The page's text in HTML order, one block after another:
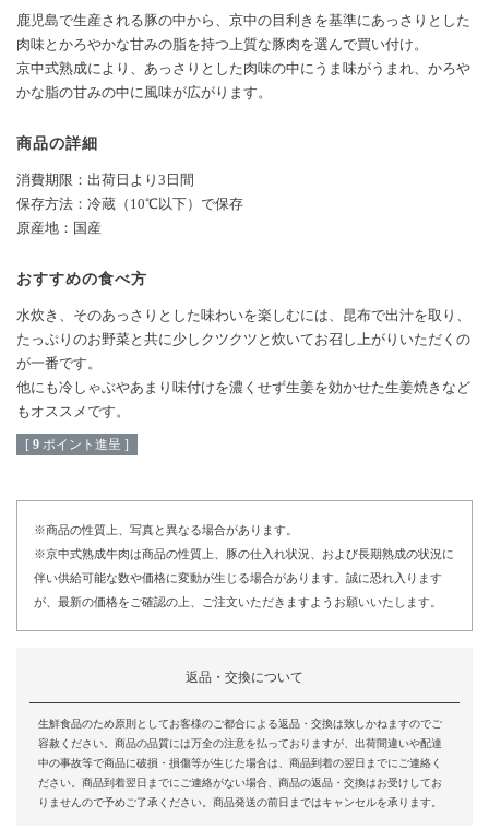
鹿児島で生産される豚の中から、京中の目利きを基準にあっさりとした
肉味とかろやかな甘みの脂を持つ上質な豚肉を選んで買い付け。
京中式熟成により、あっさりとした肉味の中にうま味がうまれ、かろや
かな脂の甘みの中に風味が広がります。
商品の詳細
消費期限：出荷日より3日間
保存方法：冷蔵（10℃以下）で保存
原産地：国産
おすすめの食べ方
水炊き、そのあっさりとした味わいを楽しむには、昆布で出汁を取り、
たっぷりのお野菜と共に少しクツクツと炊いてお召し上がりいただくの
が一番です。
他にも冷しゃぶやあまり味付けを濃くせず生姜を効かせた生姜焼きなど
もオススメです。
[ 9 ポイント進呈 ]
※商品の性質上、写真と異なる場合があります。
※京中式熟成牛肉は商品の性質上、豚の仕入れ状況、および長期熟成の状況に
伴い供給可能な数や価格に変動が生じる場合があります。誠に恐れ入ります
が、最新の価格をご確認の上、ご注文いただきますようお願いいたします。
返品・交換について
生鮮食品のため原則としてお客様のご都合による返品・交換は致しかねますのでご
容赦ください。商品の品質には万全の注意を払っておりますが、出荷間違いや配達
中の事故等で商品に破損・損傷等が生じた場合は、商品到着の翌日までにご連絡く
ださい。商品到着翌日までにご連絡がない場合、商品の返品・交換はお受けしてお
りませんので予めご了承ください。商品発送の前日まではキャンセルを承ります。